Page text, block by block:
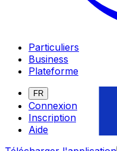
Particuliers
Business
Plateforme
FR
Connexion
Inscription
Aide